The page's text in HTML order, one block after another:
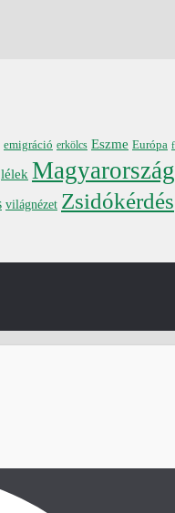
emigráció erkölcs Eszme Európa
lélek Magyarország
világnézet Zsidókérdés